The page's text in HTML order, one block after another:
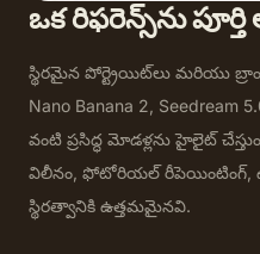
ఒక రిఫరెన్స్‌ను
స్థిరమైన పోర్ట్రెయిట్‌లు మరియు
Nano Banana 2, Seedream
వంటి ప్రసిద్ధ మోడళ్లను హైలైట్
విలీనం, ఫోటోరియల్ రీపెయింటింగ్,
స్థిరత్వానికి ఉత్తమమైనవి.